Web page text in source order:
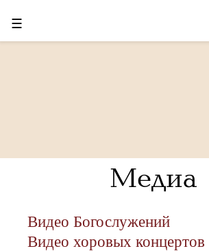
☰
Медиа
Видео Богослужений
Видео хоровых концертов